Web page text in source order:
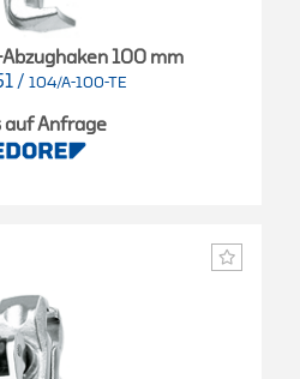
100 mm
/ 104/A-100-TE
auf Anfrage